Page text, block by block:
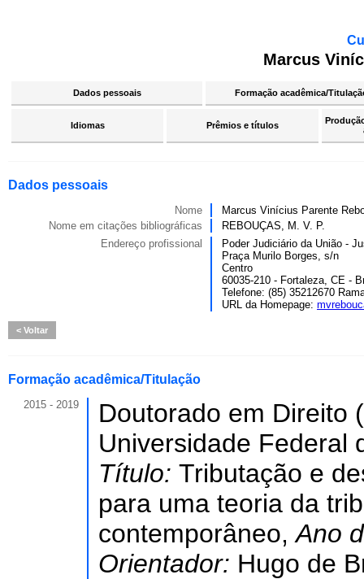
Marcus
Dados pessoais Formação acadêmica/
Idiomas Prêmios e títulos
Dados pessoais
Nome
Marcus Vinícius Parente
Nome em citações bibliográficas
REBOUÇAS, M. V. P.
Endereço profissional
Poder Judiciário da União -
Praça Murilo Borges, s/n
Centro
60035-210 - Fortaleza, CE -
Telefone: (85) 35212670
URL da Homepage:
Voltar
Formação acadêmica/Titulação
2015 - 2019
Doutorado em Direito
Universidade Federal
Título: Tributação e
para uma teoria da
contemporâneo,Ano
Orientador: Hugo de